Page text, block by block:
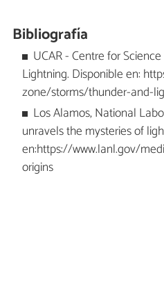
Bibliografía
UCAR - Centre for
Lightning. Disponible en:
zone/storms/thunder-and-
Los Alamos, National
unravels the mysteries of
en:https://www.lanl.gov/
origins